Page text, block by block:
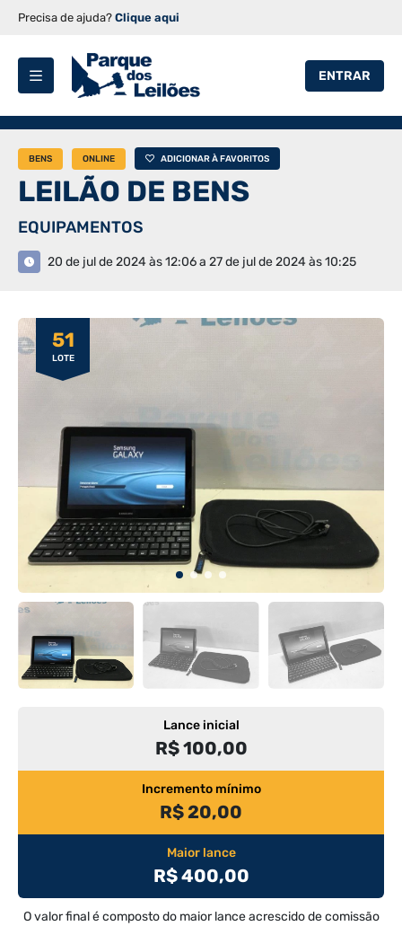
Precisa de ajuda? Clique aqui
ENTRAR
BENS ONLINE ADICIONAR À FAVORITOS
LEILÃO DE BENS
EQUIPAMENTOS
20 de jul de 2024 às 12:06 a 27 de jul de 2024 às 10:25
51
LOTE
Lance inicial
R$ 100,00
Incremento mínimo
R$ 20,00
Maior lance
R$ 400,00
O valor final é composto do maior lance acrescido de comissão